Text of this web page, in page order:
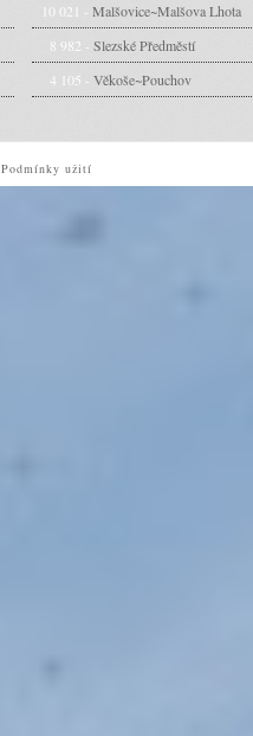
10 021 - Malšovice~Malšova Lhota
8 982 - Slezské Předměstí
4 105 - Věkoše~Pouchov
Podmínky užití